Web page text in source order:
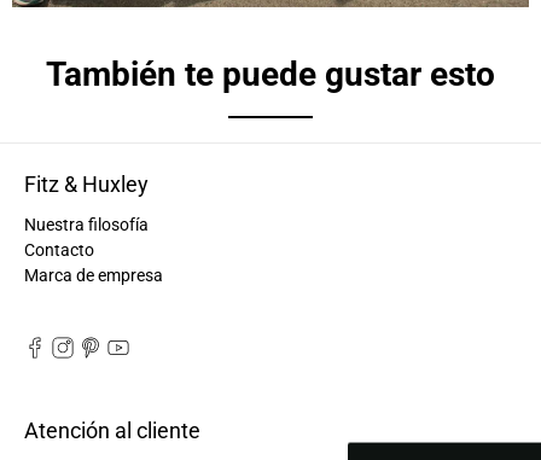
También te puede gustar esto
Fitz & Huxley
Nuestra filosofía
Contacto
Marca de empresa
Atención al cliente